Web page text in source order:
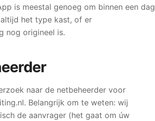
is meestal genoeg om binnen een dag
het type kast, of er
nog origineel is.
naar de netbeheerder voor
Belangrijk om te weten: wij
de aanvrager (het gaat om úw